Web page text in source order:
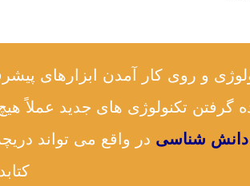
و روی کار آمدن ابزارهای
گرفتن تکنولوژی های جدید عملاً
دانش شناسی در واقع می تواند